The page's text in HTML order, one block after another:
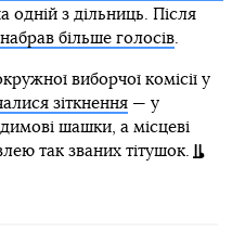
одній з дільниць. Після
більше голосів.
виборчої комісії у
зіткнення— у
шашки, а місцеві
так званих тітушок.